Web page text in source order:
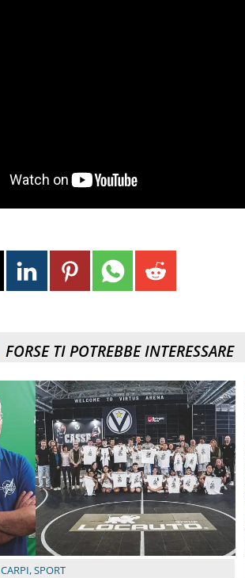
FORSE TI POTREBBE INTERESSARE
CARPI,SPORT